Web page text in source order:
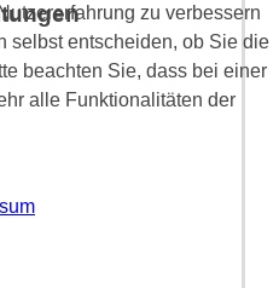
zu verbessern
selbst entscheiden, ob Sie die
beachten Sie, dass bei einer
alle Funktionalitäten der